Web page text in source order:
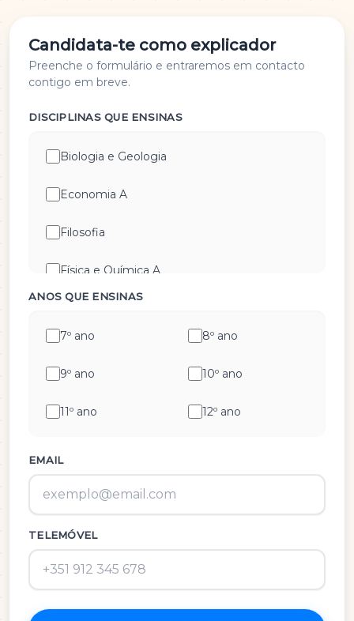
Candidata-te como explicador
Preenche o formulário e entraremos em contacto
contigo em breve.
DISCIPLINAS QUE ENSINAS
Biologia e Geologia
Economia A
Filosofia
Física e Química A
História e Cultura das Artes
Inglês
M.A.C.S.
Matemática 3º Ciclo
Matemática A
Matemática B
ANOS QUE ENSINAS
7º ano 8º ano
9º ano 10º ano
11º ano 12º ano
EMAIL
TELEMÓVEL